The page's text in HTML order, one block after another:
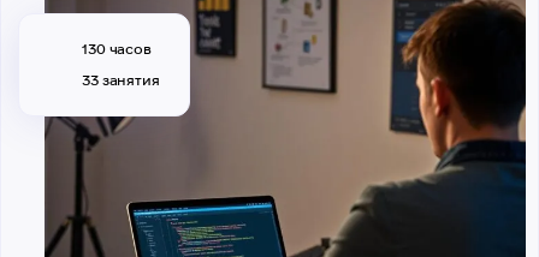
130 часов
33 занятия